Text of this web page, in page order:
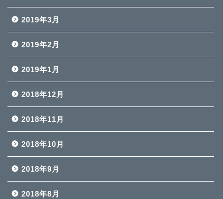
2019年3月
2019年2月
2019年1月
2018年12月
2018年11月
2018年10月
2018年9月
2018年8月